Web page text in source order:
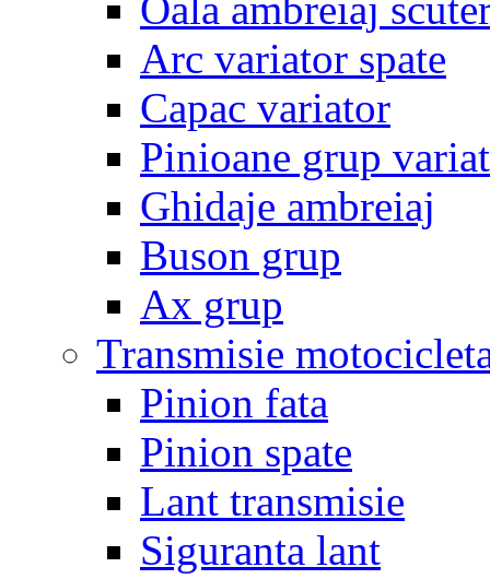
Arc variator spate
Capac variator
Pinioane grup
Ghidaje ambreiaj
Buson grup
Ax grup
Transmisie
Pinion fata
Pinion spate
Lant transmisie
Siguranta lant